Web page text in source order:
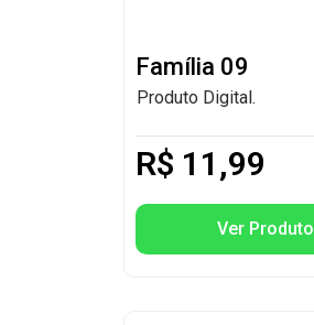
Família 09
Produto Digital.
R$ 11,99
Ver Produto